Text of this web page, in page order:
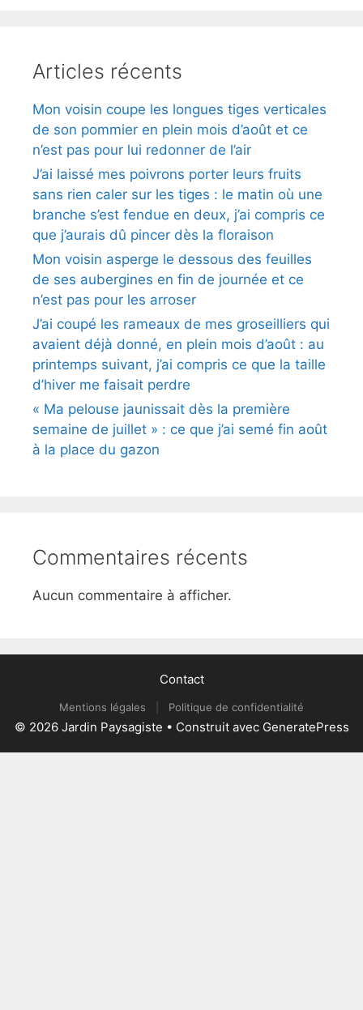
Articles récents
Mon voisin coupe les longues tiges verticales
de son pommier en plein mois d’août et ce
n’est pas pour lui redonner de l’air
J’ai laissé mes poivrons porter leurs fruits
sans rien caler sur les tiges : le matin où une
branche s’est fendue en deux, j’ai compris ce
que j’aurais dû pincer dès la floraison
Mon voisin asperge le dessous des feuilles
de ses aubergines en fin de journée et ce
n’est pas pour les arroser
J’ai coupé les rameaux de mes groseilliers qui
avaient déjà donné, en plein mois d’août : au
printemps suivant, j’ai compris ce que la taille
d’hiver me faisait perdre
« Ma pelouse jaunissait dès la première
semaine de juillet » : ce que j’ai semé fin août
à la place du gazon
Commentaires récents
Aucun commentaire à afficher.
Contact
Mentions légales Politique de confidentialité
© 2026 Jardin Paysagiste • Construit avec GeneratePress